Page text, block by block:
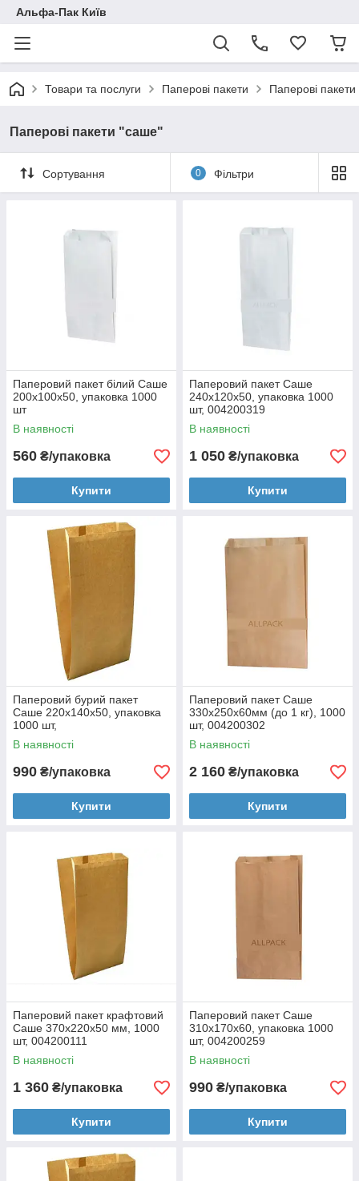
Альфа-Пак Київ
Товари та послуги Паперові пакети Паперові
Паперові пакети "саше"
Сортування 0 Фільтри
Паперовий пакет білий Саше
200x100x50, упаковка 1000
шт
В наявності
560 ₴/упаковка
Купити
Паперовий пакет Саше
240х120х50, упаковка 1000
шт, 004200319
В наявності
1 050 ₴/упаковка
Купити
Паперовий бурий пакет
Саше 220х140х50, упаковка
1000 шт,
004200152/004200336
В наявності
990 ₴/упаковка
Купити
Паперовий пакет Саше
330х250х60мм (до 1 кг), 1000
шт, 004200302
В наявності
2 160 ₴/упаковка
Купити
Паперовий пакет крафтовий
Саше 370x220x50 мм, 1000
шт, 004200111
В наявності
1 360 ₴/упаковка
Купити
Паперовий пакет Саше
310х170х60, упаковка 1000
шт, 004200259
В наявності
990 ₴/упаковка
Купити